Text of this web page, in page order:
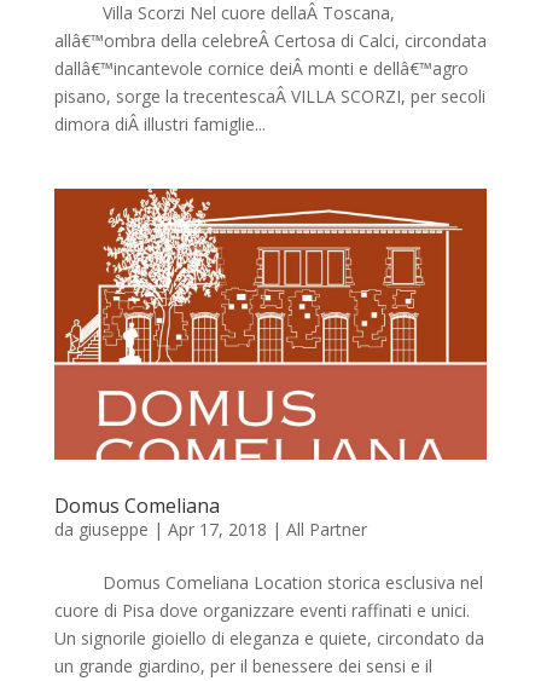
Villa Scorzi Nel cuore dellaÂ Toscana,
allâ€™ombra della celebreÂ Certosa di Calci, circondata
dallâ€™incantevole cornice deiÂ monti e dellâ€™agro
pisano, sorge la trecentescaÂ VILLA SCORZI, per secoli
dimora diÂ illustri famiglie...
Domus Comeliana
da giuseppe | Apr 17, 2018 | All Partner
Domus Comeliana Location storica esclusiva nel
cuore di Pisa dove organizzare eventi raffinati e unici.
Un signorile gioiello di eleganza e quiete, circondato da
un grande giardino, per il benessere dei sensi e il